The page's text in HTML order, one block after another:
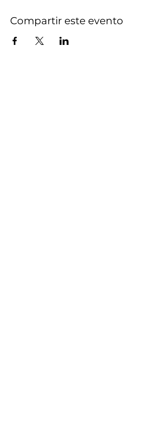
Compartir este evento